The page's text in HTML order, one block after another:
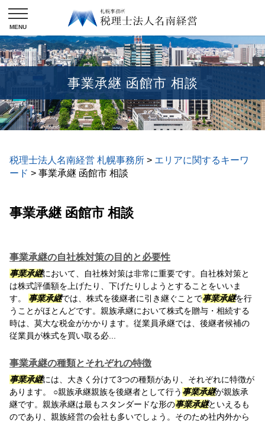
事業承継 函館市 相談
税理士法人名南経営 札幌事務所 > エリアに関するキーワ
ード > 事業承継 函館市 相談
事業承継 函館市 相談
事業承継の自社株対策の目的と必要性
事業承継において、自社株対策は非常に重要です。自社株対策と
は株式評価額を上げたり、下げたりしようとすることをいいま
す。 事業承継では、株式を後継者に引き継ぐことで事業承継を行
うことがほとんどです。親族承継において株式を贈与・相続する
時は、莫大な税金がかかります。従業員承継では、後継者候補の
従業員が株式を買い取る必...
事業承継の種類とそれぞれの特徴
事業承継には、大きく分けて3つの種類があり、それぞれに特徴が
あります。 ○親族承継親族を後継者として行う 事業承継が親族承
継です。親族承継は最もスタンダードな形の事業承継といえるも
のであり、親族経営の会社も多いでしょう。そのため社内外から